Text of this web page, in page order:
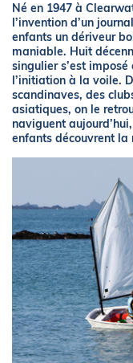
Né en 1947 à
l’invention d’un
enfants un dériveur
maniable. Huit
singulier s’est
l’initiation à la voile.
scandinaves, des
asiatiques, on le
naviguent
enfants découvrent la